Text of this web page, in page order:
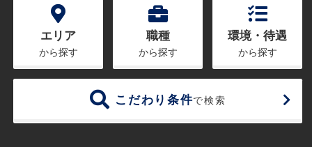
エリア
から探す
職種
から探す
環境・待遇
から探す
こだわり条件で検索